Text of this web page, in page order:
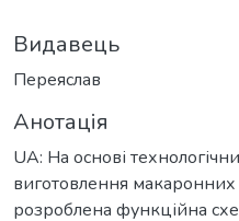
Видавець
Переяслав
Анотація
UA: На основі
виготовлення макаронних
розроблена функційна